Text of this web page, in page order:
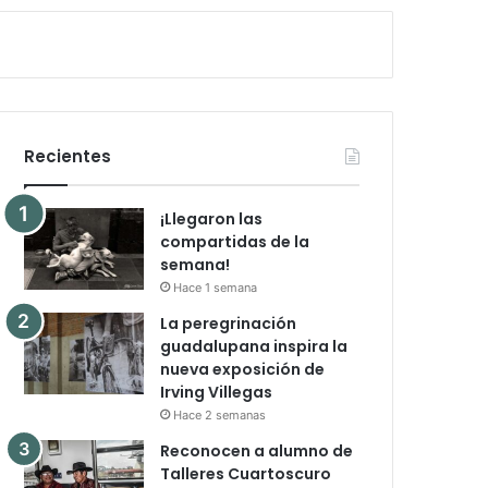
Recientes
¡Llegaron las
compartidas de la
semana!
Hace 1 semana
La peregrinación
guadalupana inspira la
nueva exposición de
Irving Villegas
Hace 2 semanas
Reconocen a alumno de
Talleres Cuartoscuro